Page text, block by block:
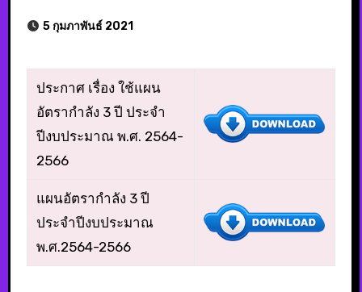
5 กุมภาพันธ์ 2021
ประกาศ เรื่อง ใช้แผน
อัตรากำลัง 3 ปี ประจำ
ปีงบประมาณ พ.ศ. 2564-
2566
แผนอัตรากำลัง 3 ปี
ประจำปีงบประมาณ
พ.ศ.2564-2566